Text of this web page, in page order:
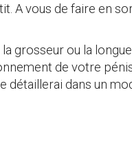
A vous de faire en
grosseur ou la
de votre pénis
détaillerai dans un